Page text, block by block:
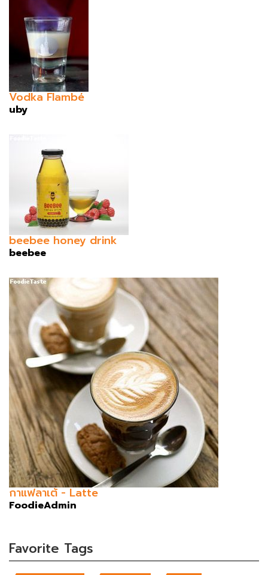
Vodka Flambé
uby
beebee honey drink
beebee
กาแฟลาเต้ - Latte
FoodieAdmin
Favorite Tags